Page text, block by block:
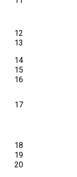
12
13
14
15
16
17
18
19
20